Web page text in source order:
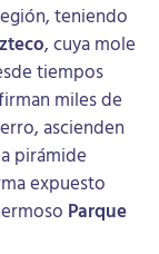
teniendo
, cuya mole
tiempos
miles de
ascienden
pirámide
expuesto
Parque